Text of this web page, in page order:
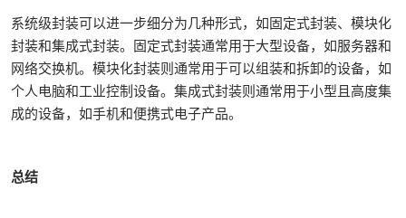
系统级封装可以进一步细分为几种形式，如固定式封装、模块化
封装和集成式封装。固定式封装通常用于大型设备，如服务器和
网络交换机。模块化封装则通常用于可以组装和拆卸的设备，如
个人电脑和工业控制设备。集成式封装则通常用于小型且高度集
成的设备，如手机和便携式电子产品。
总结